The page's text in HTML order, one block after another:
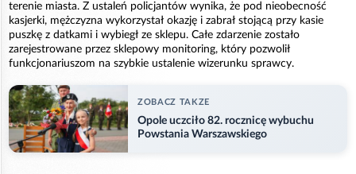
terenie miasta. Z ustaleń policjantów wynika, że pod nieobecność
kasjerki, mężczyzna wykorzystał okazję i zabrał stojącą przy kasie
puszkę z datkami i wybiegł ze sklepu. Całe zdarzenie zostało
zarejestrowane przez sklepowy monitoring, który pozwolił
funkcjonariuszom na szybkie ustalenie wizerunku sprawcy.
ZOBACZ TAKZE
Opole uczciło 82. rocznicę wybuchu
Powstania Warszawskiego